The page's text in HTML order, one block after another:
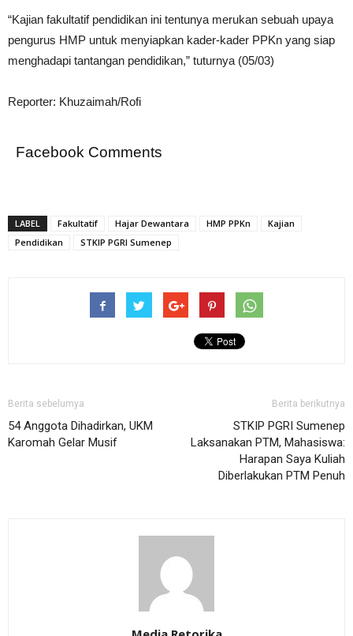
“Kajian fakultatif pendidikan ini tentunya merukan sebuah upaya
pengurus HMP untuk menyiapkan kader-kader PPKn yang siap
menghadapi tantangan pendidikan,” tuturnya (05/03)
Reporter: Khuzaimah/Rofi
Facebook Comments
LABEL Fakultatif Hajar Dewantara HMP PPKn
Kajian
Pendidikan
STKIP PGRI Sumenep
Berita sebelumya
54 Anggota Dihadirkan, UKM
Karomah Gelar Musif
Berita berikutnya
STKIP PGRI Sumenep
Laksanakan PTM, Mahasiswa:
Harapan Saya Kuliah
Diberlakukan PTM Penuh